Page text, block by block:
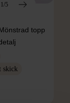
1/5
topp
skick